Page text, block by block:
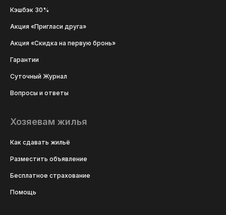
Кэшбэк 30%
Акция «Пригласи друга»
Акция «Скидка на первую бронь»
Гарантии
Суточный Журнал
Вопросы и ответы
Хозяевам жилья
Как сдавать жильё
Разместить объявление
Бесплатное страхование
Помощь